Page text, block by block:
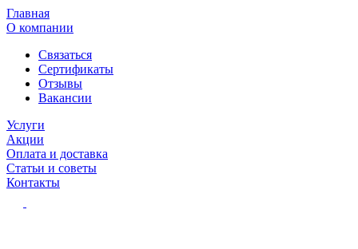
Главная
О компании
Связаться
Сертификаты
Отзывы
Вакансии
Услуги
Акции
Оплата и доставка
Статьи и советы
Контакты